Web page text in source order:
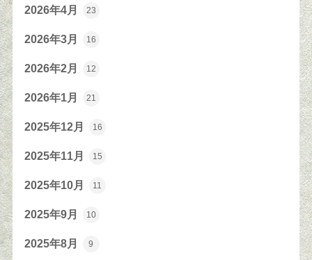
2026年4月 23
2026年3月 16
2026年2月 12
2026年1月 21
2025年12月 16
2025年11月 15
2025年10月 11
2025年9月 10
2025年8月 9